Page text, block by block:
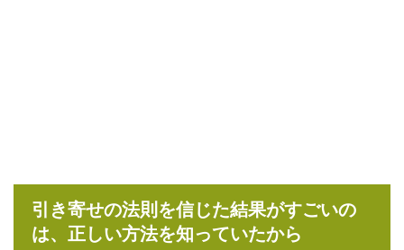
引き寄せの法則を信じた結果がすごいの
は、正しい方法を知っていたから